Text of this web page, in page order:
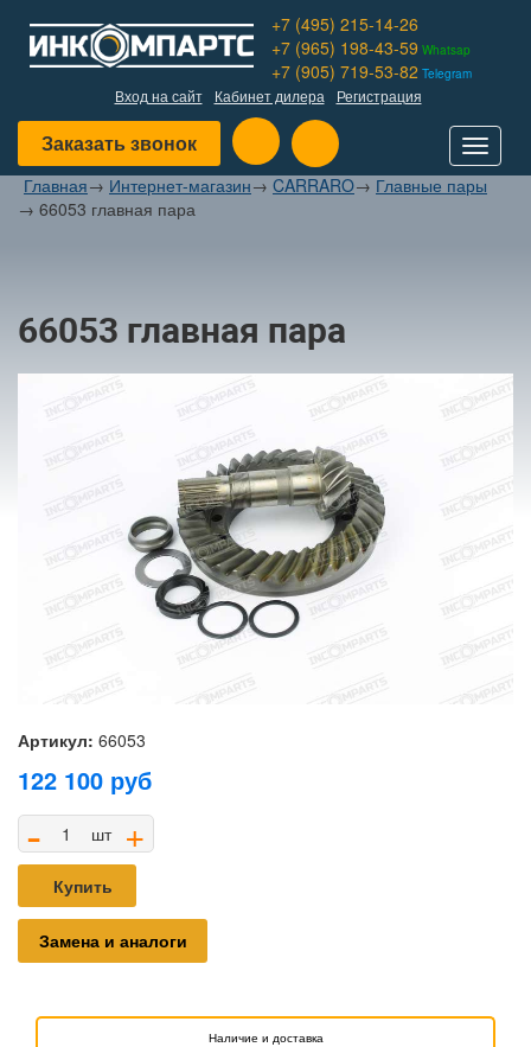
+7 (495) 215-14-26
+7 (965) 198-43-59 Whatsap
+7 (905) 719-53-82 Telegram
Вход на сайт Кабинет дилера Регистрация
Заказать звонок
Toggle
Главная→ Интернет-магазин→ CARRARO→ Главные пары
→ 66053 главная пара
66053 главная пара
Артикул: 66053
122 100 руб
- шт +
Купить
Замена и аналоги
Наличие и доставка